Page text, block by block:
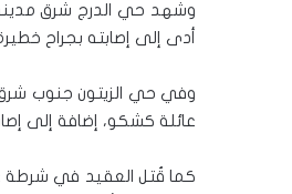
وشهد حي الدرج شرق مدينة
أدى إلى إصابته بجراح
وفي حي الزيتون جنوب
عائلة كشكو، إضافة إلى
كما قُتل العقيد في شرطة